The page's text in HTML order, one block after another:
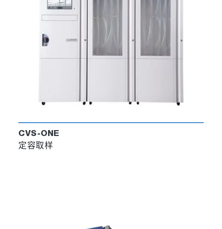
CVS-ONE
定容取样